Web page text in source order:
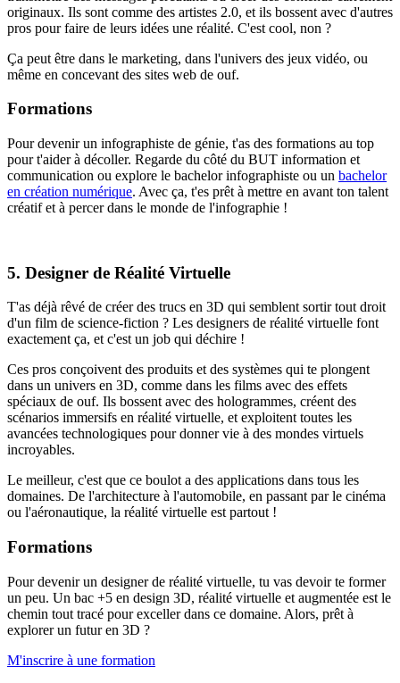
originaux. Ils sont comme des artistes 2.0, et ils bossent avec d'autres
pros pour faire de leurs idées une réalité. C'est cool, non ?
Ça peut être dans le marketing, dans l'univers des jeux vidéo, ou
même en concevant des sites web de ouf.
Formations
Pour devenir un infographiste de génie, t'as des formations au top
pour t'aider à décoller. Regarde du côté du BUT information et
communication ou explore le bachelor infographiste ou un bachelor
en création numérique. Avec ça, t'es prêt à mettre en avant ton talent
créatif et à percer dans le monde de l'infographie !
5. Designer de Réalité Virtuelle
T'as déjà rêvé de créer des trucs en 3D qui semblent sortir tout droit
d'un film de science-fiction ? Les designers de réalité virtuelle font
exactement ça, et c'est un job qui déchire !
Ces pros conçoivent des produits et des systèmes qui te plongent
dans un univers en 3D, comme dans les films avec des effets
spéciaux de ouf. Ils bossent avec des hologrammes, créent des
scénarios immersifs en réalité virtuelle, et exploitent toutes les
avancées technologiques pour donner vie à des mondes virtuels
incroyables.
Le meilleur, c'est que ce boulot a des applications dans tous les
domaines. De l'architecture à l'automobile, en passant par le cinéma
ou l'aéronautique, la réalité virtuelle est partout !
Formations
Pour devenir un designer de réalité virtuelle, tu vas devoir te former
un peu. Un bac +5 en design 3D, réalité virtuelle et augmentée est le
chemin tout tracé pour exceller dans ce domaine. Alors, prêt à
explorer un futur en 3D ?
M'inscrire à une formation